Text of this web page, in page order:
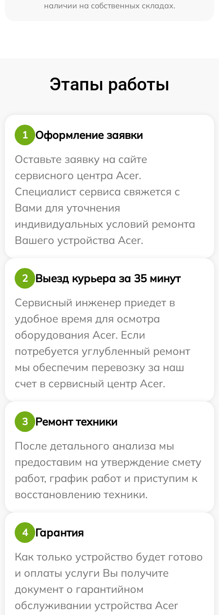
наличии на собственных складах.
Этапы работы
1
Оформление заявки
Оставьте заявку на сайте
сервисного центра Acer.
Специалист сервиса свяжется с
Вами для уточнения
индивидуальных условий ремонта
Вашего устройства Acer.
2
Выезд курьера за 35 минут
Сервисный инженер приедет в
удобное время для осмотра
оборудования Acer. Если
потребуется углубленный ремонт
мы обеспечим перевозку за наш
счет в сервисный центр Acer.
3
Ремонт техники
После детального анализа мы
предоставим на утверждение смету
работ, график работ и приступим к
восстановлению техники.
4
Гарантия
Как только устройство будет готово
и оплаты услуги Вы получите
документ о гарантийном
обслуживании устройства Acer